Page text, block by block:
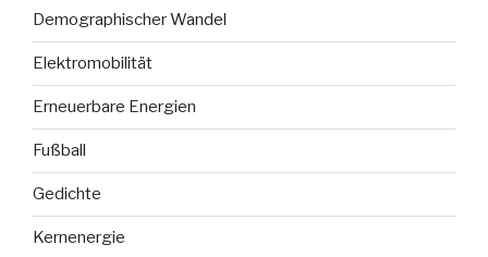
Demographischer Wandel
Elektromobilität
Erneuerbare Energien
Fußball
Gedichte
Kernenergie